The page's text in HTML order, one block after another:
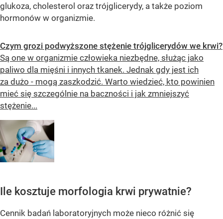
glukoza, cholesterol oraz trójglicerydy, a także poziom
hormonów w organizmie.
Czym grozi podwyższone stężenie trójglicerydów we krwi?
Są one w organizmie człowieka niezbędne, służąc jako
paliwo dla mięśni i innych tkanek. Jednak gdy jest ich
za dużo - mogą zaszkodzić. Warto wiedzieć, kto powinien
mieć się szczególnie na baczności i jak zmniejszyć
stężenie...
Ile kosztuje morfologia krwi prywatnie?
Cennik badań laboratoryjnych może nieco różnić się